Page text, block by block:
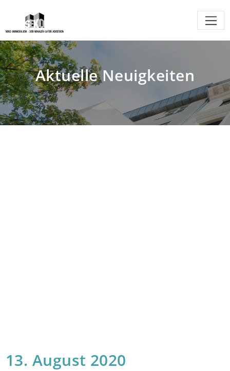
Aktuelle Neuigkeiten
13. August 2020